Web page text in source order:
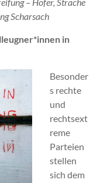
Scharsach
in
Besonder
s rechte
und
rechtsext
reme
Parteien
stellen
sich dem